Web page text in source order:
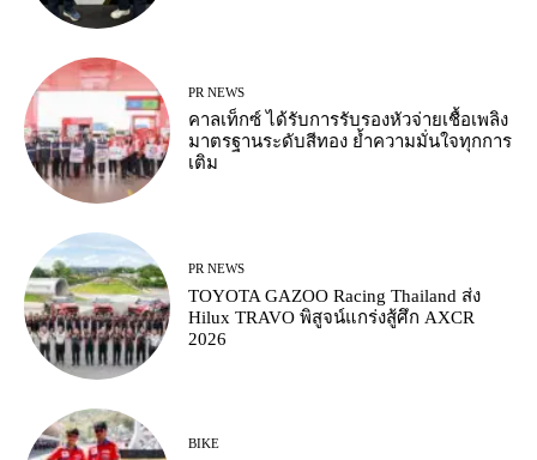
PR NEWS
คาลเท็กซ์ ได้รับการรับรองหัวจ่ายเชื้อเพลิง
มาตรฐานระดับสีทอง ย้ำความมั่นใจทุกการ
เติม
PR NEWS
TOYOTA GAZOO Racing Thailand ส่ง
Hilux TRAVO พิสูจน์แกร่งสู้ศึก AXCR
2026
BIKE